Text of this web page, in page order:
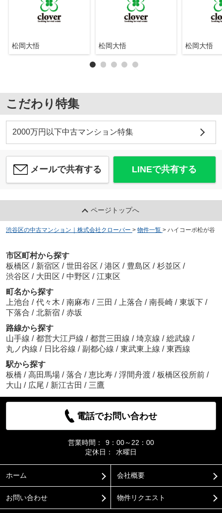
松岡大悟 松岡大悟 松岡大悟
こだわり特集
2000万円以下中古マンション特集
メールで共有する LINEで共有する
ページトップへ
渋谷区の中古マンション｜株式会社クローバー > 物件一覧 > ハイコーポ松が谷
市区町村から探す
板橋区 / 新宿区 / 世田谷区 / 港区 / 豊島区 / 杉並区 /
渋谷区 / 大田区 / 中野区 / 江東区
町名から探す
上池台 / 代々木 / 南麻布 / 三田 / 上落合 / 南長崎 / 東坂下 /
下落合 / 北新宿 / 赤坂
路線から探す
山手線 / 都営大江戸線 / 都営三田線 / 埼京線 / 総武線 /
丸ノ内線 / 日比谷線 / 副都心線 / 東武東上線 / 東西線
駅から探す
板橋 / 高田馬場 / 落合 / 恵比寿 / 浮間舟渡 / 板橋区役所前 /
大山 / 広尾 / 新江古田 / 三鷹
電話でお問い合わせ
営業時間：
9：00～22：00
定休日：
水曜日
ホーム 会社概要
お問い合わせ 物件リクエスト